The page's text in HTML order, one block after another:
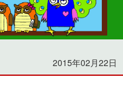
2015年02月22日